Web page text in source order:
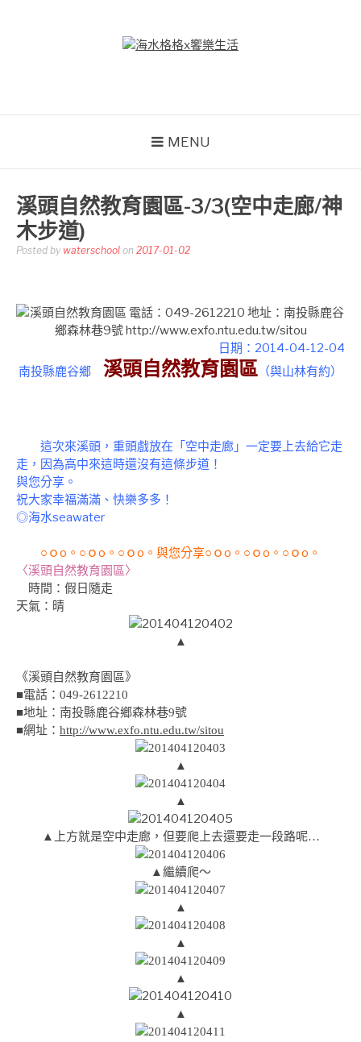
MENU
溪頭自然教育園區-3/3(空中走廊/神
木步道)
Posted by waterschool on 2017-01-02
日期：2014-04-12-04
南投縣鹿谷鄉
溪頭自然教育園區 （與山林有約）
這次來溪頭，重頭戲放在「空中走廊」一定要上去給它走
走，因為高中來這時還沒有這條步道！
與您分享。
祝大家幸福滿滿、快樂多多！
◎海水seawater
○ｏo。○ｏo。○ｏo。與您分享○ｏo。○ｏo。○ｏo。
〈溪頭自然教育園區〉
時間 ：假日隨走
天氣：晴
▲
《溪頭自然教育園區》
■電話：049-2612210
■地址：南投縣鹿谷鄉森林巷9號
■網址： http://www.exfo.ntu.edu.tw/sitou
▲
▲
▲上方就是空中走廊，但要爬上去還要走一段路呢…
▲繼續爬～
▲
▲
▲
▲